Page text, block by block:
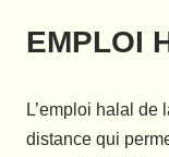
EMPLOI
L’emploi halal de
distance qui